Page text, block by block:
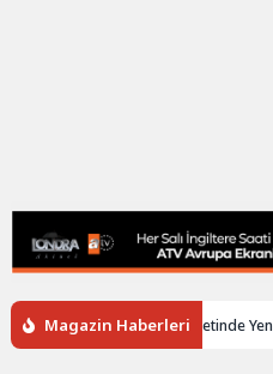
Magazin Haberleri
Gençlere Tren Biletinde Yeni